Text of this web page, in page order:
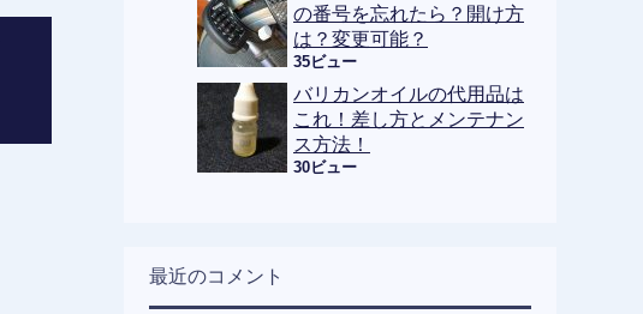
の番号を忘れたら？開け方
は？変更可能？
35ビュー
バリカンオイルの代用品は
これ！差し方とメンテナン
ス方法！
30ビュー
最近のコメント